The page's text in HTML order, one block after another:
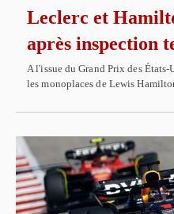
Leclerc et
après inspection
A l'issue du Grand Prix des
les monoplaces de Lewis